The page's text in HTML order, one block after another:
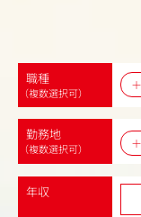
職種
（複数選択可）
勤務地
（複数選択可）
年収